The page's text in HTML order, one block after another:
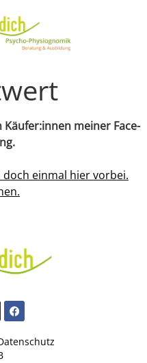
meiner Face-
doch einmal hier vorbei.